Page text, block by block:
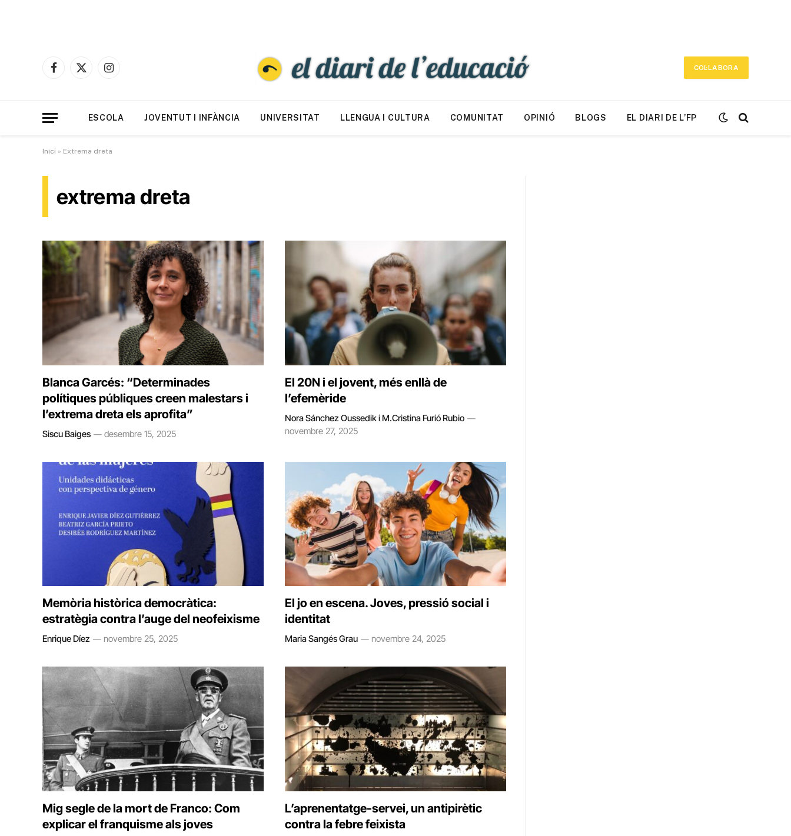
Facebook
X
Instagram
COL·LABORA
ESCOLA JOVENTUT I INFÀNCIA UNIVERSITAT LLENGUA I CULTURA COMUNITAT OPINIÓ BLOGS EL DIARI DE L’FP
Inici » Extrema dreta
extrema dreta
Blanca Garcés: “Determinades
polítiques públiques creen malestars i
l’extrema dreta els aprofita”
Siscu Baiges desembre 15, 2025
El 20N i el jovent, més enllà de
l’efemèride
Nora Sánchez Oussedik i M.Cristina Furió Rubio
novembre 27, 2025
Memòria històrica democràtica:
estratègia contra l’auge del neofeixisme
Enrique Díez novembre 25, 2025
El jo en escena. Joves, pressió social i
identitat
Maria Sangés Grau novembre 24, 2025
Mig segle de la mort de Franco: Com
explicar el franquisme als joves
L’aprenentatge-servei, un antipirètic
contra la febre feixista